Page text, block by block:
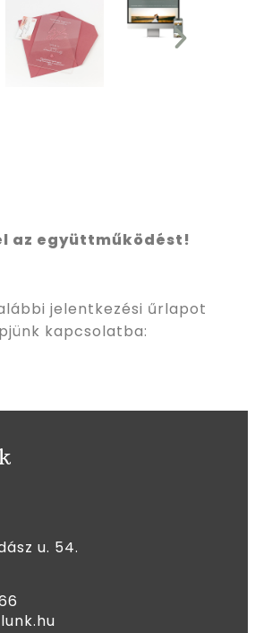
az együttműködést!
jelentkezési űrlapot
kapcsolatba:
u. 54.